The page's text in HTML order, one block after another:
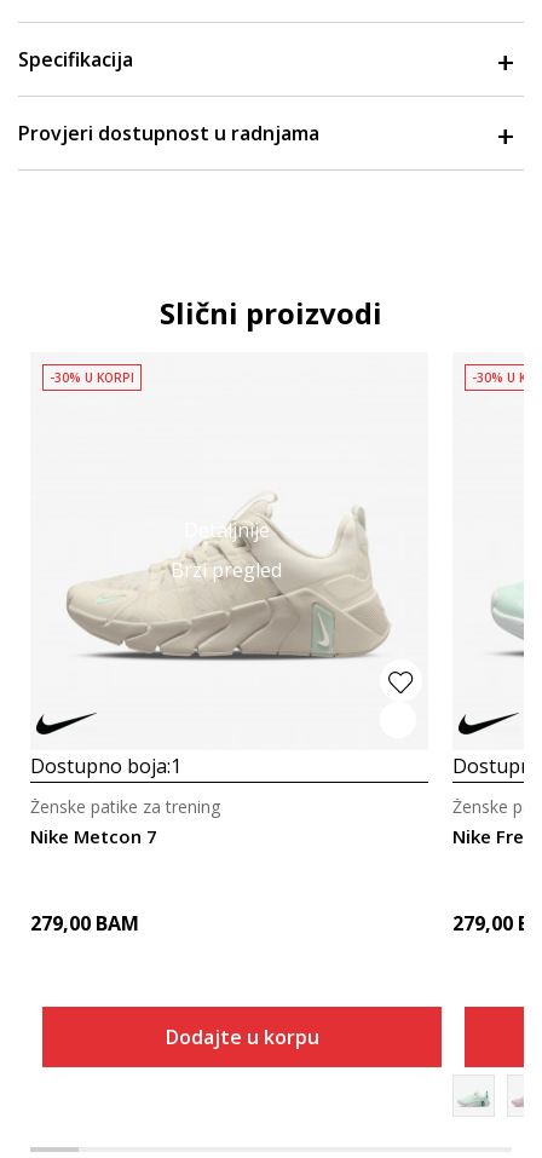
Specifikacija
Provjeri dostupnost u radnjama
Slični proizvodi
Detaljnije
Brzi pregled
-30% U KORPI
Dostupno boja:1
Nike Metcon 7
Ženske patike za trening
279,00 BAM
Dodajte u korpu
-30% U
Nike
Ženske
279,00